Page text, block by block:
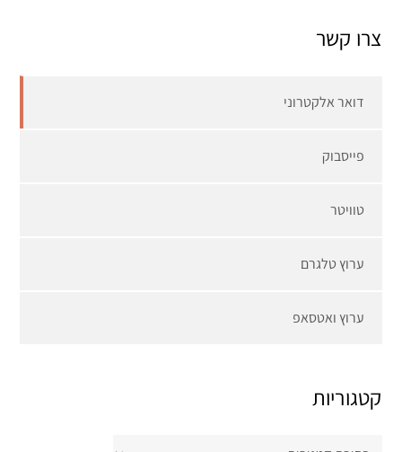
צרו קשר
דואר אלקטרוני
פייסבוק
טוויטר
ערוץ טלגרם
ערוץ ואטסאפ
קטגוריות